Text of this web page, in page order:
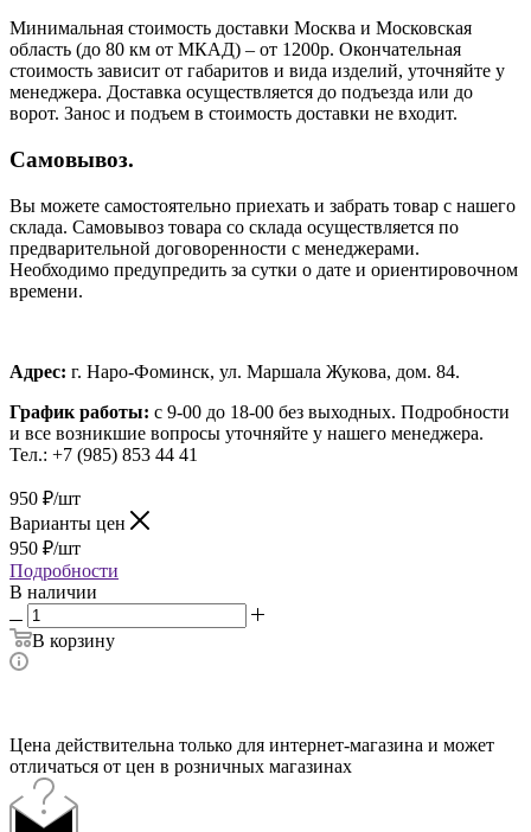
Минимальная стоимость доставки Москва и Московская
область (до 80 км от МКАД) – от 1200р. Окончательная
стоимость зависит от габаритов и вида изделий, уточняйте у
менеджера. Доставка осуществляется до подъезда или до
ворот. Занос и подъем в стоимость доставки не входит.
Самовывоз.
Вы можете самостоятельно приехать и забрать товар с нашего
склада. Самовывоз товара со склада осуществляется по
предварительной договоренности с менеджерами.
Необходимо предупредить за сутки о дате и ориентировочном
времени.
Адрес: г. Наро-Фоминск, ул. Маршала Жукова, дом. 84.
График работы: с 9-00 до 18-00 без выходных. Подробности
и все возникшие вопросы уточняйте у нашего менеджера.
Тел.: +7 (985) 853 44 41
950 ₽/шт
Варианты цен
950 ₽/шт
Подробности
В наличии
В корзину
Цена действительна только для интернет-магазина и может
отличаться от цен в розничных магазинах